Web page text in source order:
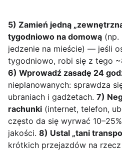
5) Zamień jedną
tygodniowo na domową (np.
jedzenie na mieście) — jeśli
tygodniowo, robi się z tego
6) Wprowadź zasadę 24
nieplanowanych: sprawdza
ubraniach i gadżetach. 7)
rachunki (internet, telefon,
często da się wyrwać
jakości. 8) Ustal „tani
krótkich przejazdów na